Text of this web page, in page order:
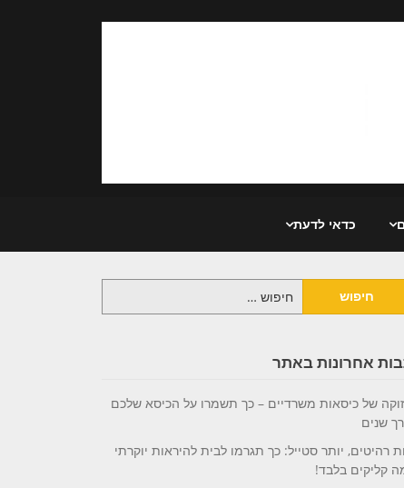
כדאי לדעת
אחרונות באתר
של כיסאות משרדיים – כך תשמרו על הכיסא שלכם
שנים
רהיטים, יותר סטייל: כך תגרמו לבית להיראות יוקרתי
קליקים בלבד!